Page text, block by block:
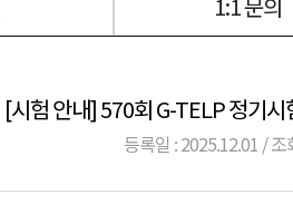
[시험 안내] 570회 G-TELP 정기
등록일 : 2025.12.01 / 조